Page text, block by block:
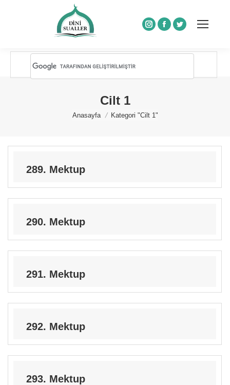
Instagram
Facebook
Twitter
Cilt 1
You are here:
Anasayfa Kategori "Cilt 1"
289. Mektup
290. Mektup
291. Mektup
292. Mektup
293. Mektup